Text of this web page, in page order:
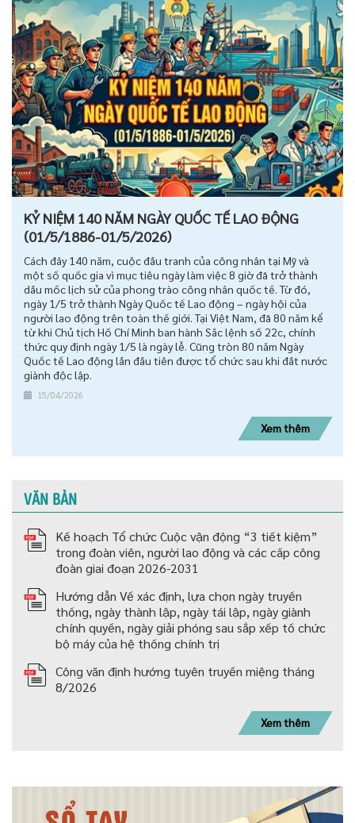
KỶ NIỆM 140 NĂM NGÀY QUỐC TẾ LAO ĐỘNG
(01/5/1886-01/5/2026)
Cách đây 140 năm, cuộc đấu tranh của công nhân tại Mỹ và
một số quốc gia vì mục tiêu ngày làm việc 8 giờ đã trở thành
dấu mốc lịch sử của phong trào công nhân quốc tế. Từ đó,
ngày 1/5 trở thành Ngày Quốc tế Lao động – ngày hội của
người lao động trên toàn thế giới. Tại Việt Nam, đã 80 năm kể
từ khi Chủ tịch Hồ Chí Minh ban hành Sắc lệnh số 22c, chính
thức quy định ngày 1/5 là ngày lễ. Cũng tròn 80 năm Ngày
Quốc tế Lao động lần đầu tiên được tổ chức sau khi đất nước
giành độc lập.
15/04/2026
Xem thêm
VĂN BẢN
Kế hoạch Tổ chức Cuộc vận động “3 tiết kiệm”
trong đoàn viên, người lao động và các cấp công
đoàn giai đoạn 2026-2031
Hướng dẫn Về xác định, lựa chọn ngày truyền
thống, ngày thành lập, ngày tái lập, ngày giành
chính quyền, ngày giải phóng sau sắp xếp tố chức
bộ máy của hệ thống chính trị
Công văn định hướng tuyên truyền miệng tháng
8/2026
Xem thêm